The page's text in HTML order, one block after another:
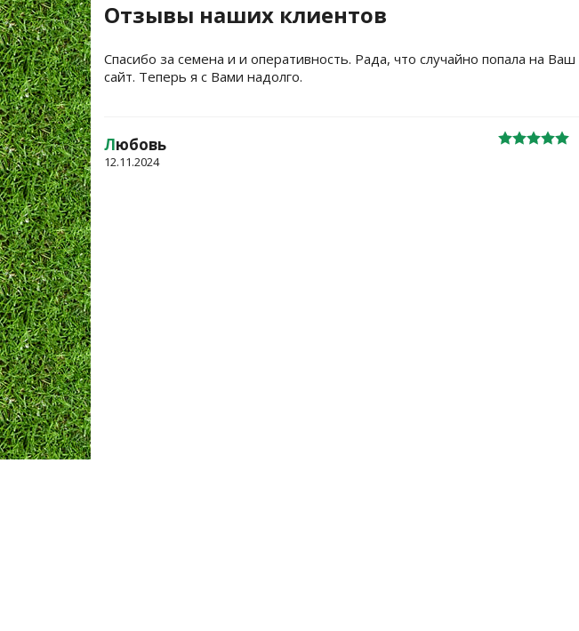
Отзывы наших клиентов
Спасибо за семена и и оперативность. Рада, что случайно попала на Ваш
сайт. Теперь я с Вами надолго.
Любовь
12.11.2024